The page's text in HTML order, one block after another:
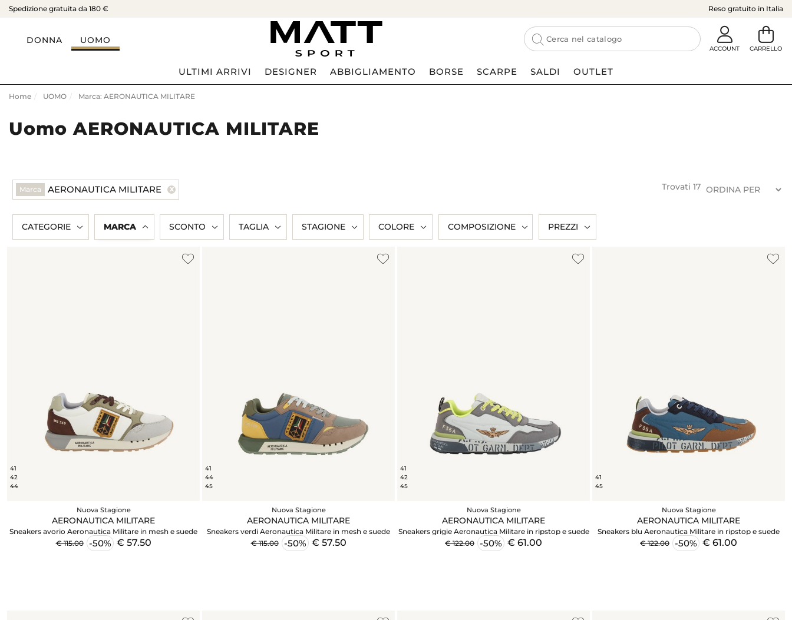
Spedizione gratuita da 180 € Reso gratuito in Italia
DONNA UOMO
ULTIMI ARRIVI DESIGNER ABBIGLIAMENTO BORSE SCARPE SALDI OUTLET
Home UOMO Marca: AERONAUTICA MILITARE
Uomo AERONAUTICA MILITARE
Trovati 17
Marca AERONAUTICA MILITARE
CATEGORIE MARCA SCONTO TAGLIA STAGIONE COLORE COMPOSIZIONE PREZZI
41
42
44
Nuova Stagione
AERONAUTICA MILITARE
Sneakers avorio Aeronautica Militare in mesh e suede
€ 115.00
-50% € 57.50
41
44
45
Nuova Stagione
AERONAUTICA MILITARE
Sneakers verdi Aeronautica Militare in mesh e suede
€ 115.00
-50% € 57.50
41
42
45
Nuova Stagione
AERONAUTICA MILITARE
Sneakers grigie Aeronautica Militare in ripstop e suede
€ 122.00 -50% € 61.00
41
45
Nuova Stagione
AERONAUTICA MILITARE
Sneakers blu Aeronautica Militare in ripstop e suede
€ 122.00 -50% € 61.00